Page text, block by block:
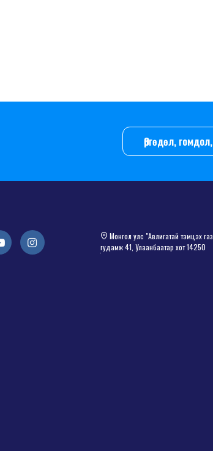
Өргөдөл,
Монгол улс "Авлигатай тэмцэх
гудамж 41, Улаанбаатар хот 14250